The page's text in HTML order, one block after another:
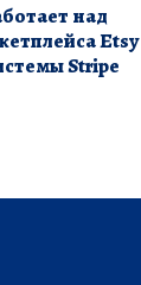
над
Stripe